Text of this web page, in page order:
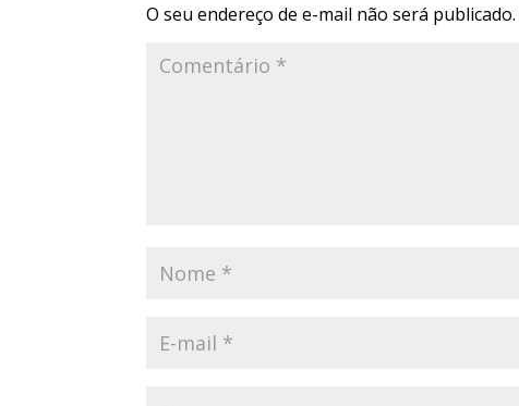
O seu endereço de e-mail não será publicado.